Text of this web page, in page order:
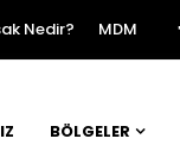
Nedir? MDM
BÖLGELER